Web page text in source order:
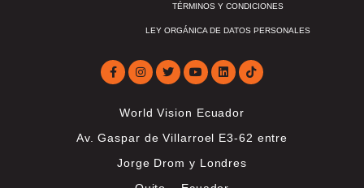
TÉRMINOS Y CONDICIONES
LEY ORGÁNICA DE DATOS PERSONALES
World Vision Ecuador
Av. Gaspar de Villarroel E3-62 entre
Jorge Drom y Londres